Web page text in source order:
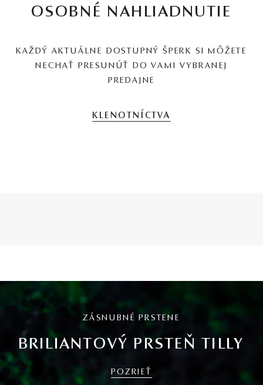
OSOBNÉ NAHLIADNUTIE
KAŽDÝ AKTUÁLNE DOSTUPNÝ ŠPERK SI MÔŽETE
NECHAŤ PRESUNÚŤ DO VAMI VYBRANEJ
PREDAJNE
KLENOTNÍCTVA
ZÁSNUBNÉ PRSTENE
BRILIANTOVÝ PRSTEŇ TILLY
POZRIEŤ